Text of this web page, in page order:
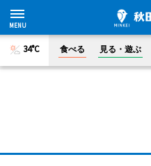
34°C 食べる 見る・遊ぶ